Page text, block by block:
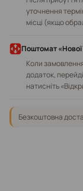
уточнення
місці (якщо
Поштомат
Коли
додаток,
натисніть
Безкоштовна